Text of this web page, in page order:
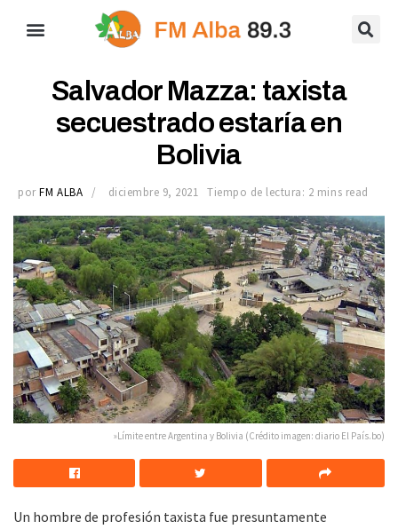
Salvador Mazza: taxista
secuestrado estaría en
Bolivia
por FM ALBA diciembre 9, 2021 Tiempo de lectura: 2 mins read
»Límite entre Argentina y Bolivia (Crédito imagen: diario El País.bo)
Un hombre de profesión taxista fue presuntamente